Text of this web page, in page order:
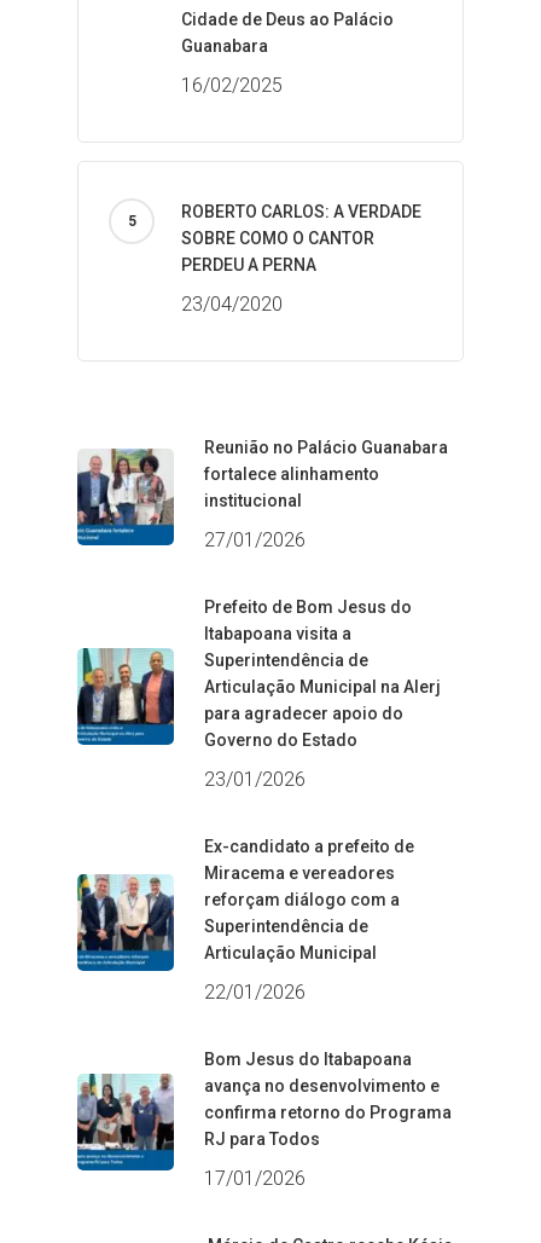
Cidade de Deus ao Palácio
Guanabara
16/02/2025
ROBERTO CARLOS: A VERDADE
SOBRE COMO O CANTOR
PERDEU A PERNA
23/04/2020
Reunião no Palácio Guanabara
fortalece alinhamento
institucional
27/01/2026
Prefeito de Bom Jesus do
Itabapoana visita a
Superintendência de
Articulação Municipal na Alerj
para agradecer apoio do
Governo do Estado
23/01/2026
Ex-candidato a prefeito de
Miracema e vereadores
reforçam diálogo com a
Superintendência de
Articulação Municipal
22/01/2026
Bom Jesus do Itabapoana
avança no desenvolvimento e
confirma retorno do Programa
RJ para Todos
17/01/2026